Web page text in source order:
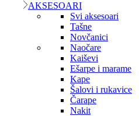
AKSESOARI
Svi aksesoari
Tašne
Novčanici
Naočare
Kaiševi
Ešarpe i marame
Kape
Šalovi i rukavice
Čarape
Nakit